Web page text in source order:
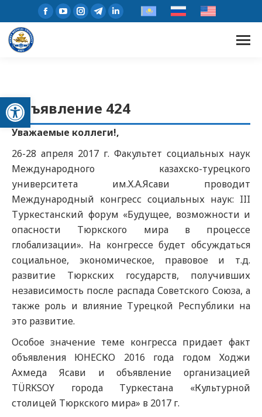
Открыть панель инструментов
Объявление 424
Уважаемые коллеги!,
26-28 апреля 2017 г. Факультет социальных наук
Международного казахско-турецкого
университета им.Х.А.Ясави проводит
Международный конгресс социальных наук: III
Туркестанский форум «Будущее, возможности и
опасности Тюркского мира в процессе
глобализации». На конгрессе будет обсуждаться
социальное, экономическое, правовое и т.д.
развитие Тюркских государств, получивших
независимость после распада Советского Союза, а
также роль и влияние Турецкой Республики на
это развитие.
Особое значение теме конгресса придает факт
объявления ЮНЕСКО 2016 года годом Ходжи
Ахмеда Ясави и объявление организацией
TÜRKSOY города Туркестана «Культурной
столицей Тюркского мира» в 2017 г.